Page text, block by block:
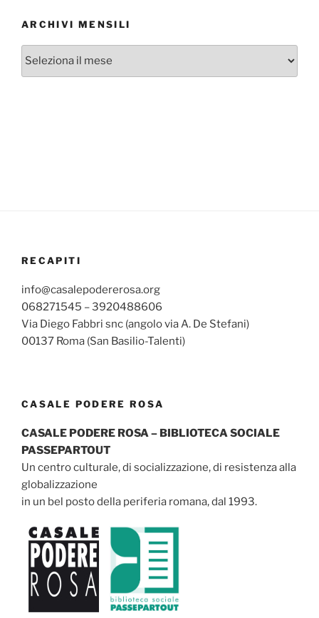
ARCHIVI MENSILI
Archivi
RECAPITI
info@casalepodererosa.org
068271545 – 3920488606
Via Diego Fabbri snc (angolo via A. De Stefani)
00137 Roma (San Basilio-Talenti)
CASALE PODERE ROSA
CASALE PODERE ROSA – BIBLIOTECA SOCIALE
PASSEPARTOUT
Un centro culturale, di socializzazione, di resistenza alla
globalizzazione
in un bel posto della periferia romana, dal 1993.